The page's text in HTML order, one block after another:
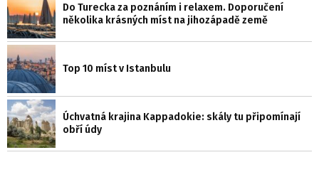
Do Turecka za poznáním i relaxem. Doporučení
několika krásných míst na jihozápadě země
Top 10 míst v Istanbulu
Úchvatná krajina Kappadokie: skály tu připomínají
obří údy